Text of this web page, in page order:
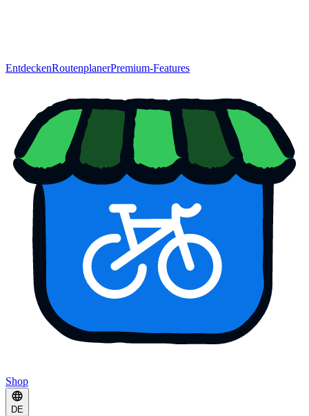
EntdeckenRoutenplanerPremium-Features
Shop
DE